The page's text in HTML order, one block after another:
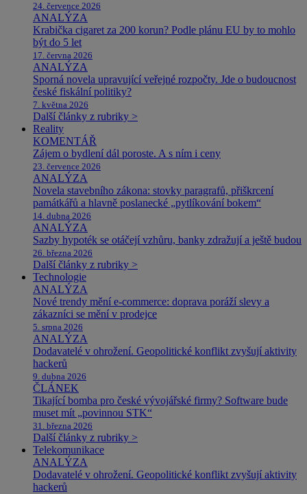
24. července 2026
ANALÝZA
Krabička cigaret za 200 korun? Podle plánu EU by to mohlo
být do 5 let
17. června 2026
ANALÝZA
Sporná novela upravující veřejné rozpočty. Jde o budoucnost
české fiskální politiky?
7. května 2026
Další články z rubriky >
Reality
KOMENTÁŘ
Zájem o bydlení dál poroste. A s ním i ceny
23. července 2026
ANALÝZA
Novela stavebního zákona: stovky paragrafů, přiškrcení
památkářů a hlavně poslanecké „pytlíkování bokem“
14. dubna 2026
ANALÝZA
Sazby hypoték se otáčejí vzhůru, banky zdražují a ještě budou
26. března 2026
Další články z rubriky >
Technologie
ANALÝZA
Nové trendy mění e-commerce: doprava poráží slevy a
zákazníci se mění v prodejce
5. srpna 2026
ANALÝZA
Dodavatelé v ohrožení. Geopolitické konflikt zvyšují aktivity
hackerů
9. dubna 2026
ČLÁNEK
Tikající bomba pro české vývojářské firmy? Software bude
muset mít „povinnou STK“
31. března 2026
Další články z rubriky >
Telekomunikace
ANALÝZA
Dodavatelé v ohrožení. Geopolitické konflikt zvyšují aktivity
hackerů